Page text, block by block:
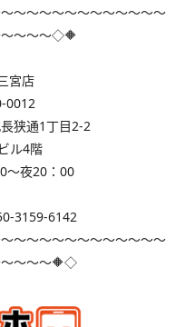
～～～～～～～～～～～～
～～～◇🔶
宮店
0012
狭通1丁目2-2
ル4階
～夜20：00
3159-6142
～～～～～～～～～～～～
～～～～🔶◇